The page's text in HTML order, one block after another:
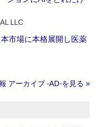
LLC
市場に本格展開し医薬
アーカイブ ‐AD‐を見る »